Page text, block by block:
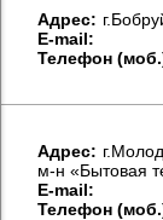
Aдрес:
E-mail:
Телефон
Aдрес:
м-н «Бытовая
E-mail:
Телефон